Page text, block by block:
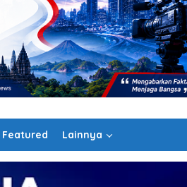
Featured Lainnya